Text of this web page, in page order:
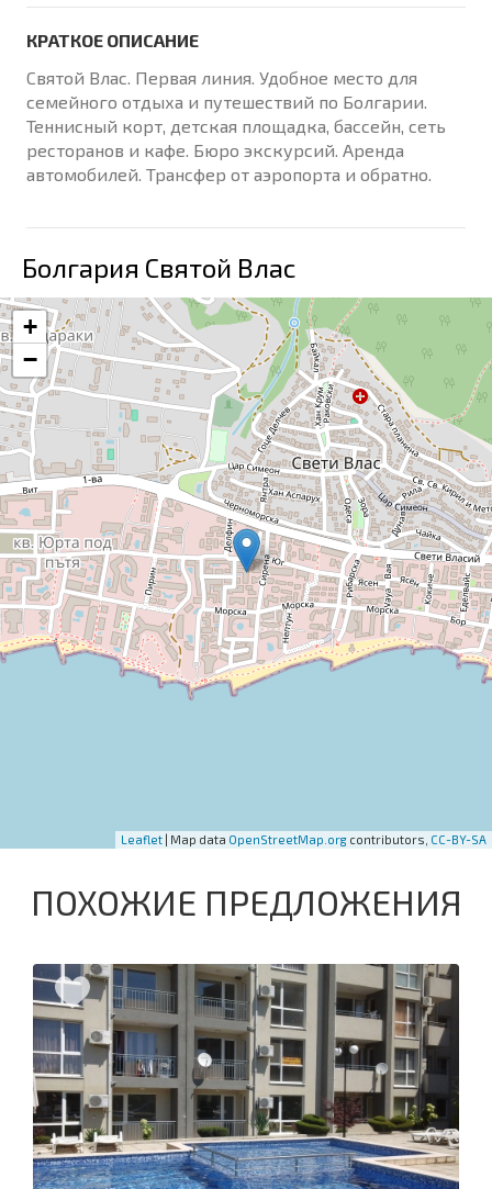
КРАТКОЕ ОПИСАНИЕ
Святой Влас. Первая линия. Удобное место для
семейного отдыха и путешествий по Болгарии.
Теннисный корт, детская площадка, бассейн, сеть
ресторанов и кафе. Бюро экскурсий. Аренда
автомобилей. Трансфер от аэропорта и обратно.
Болгария Святой Влас
+
−
Leaflet | Map data OpenStreetMap.org contributors, CC-BY-SA
ПОХОЖИЕ ПРЕДЛОЖЕНИЯ